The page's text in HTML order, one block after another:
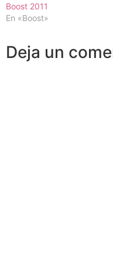
Boost 2011
En «Boost»
Deja un